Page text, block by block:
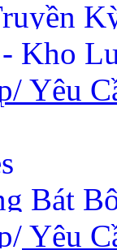
Kho
Yêu
Bát
Yêu